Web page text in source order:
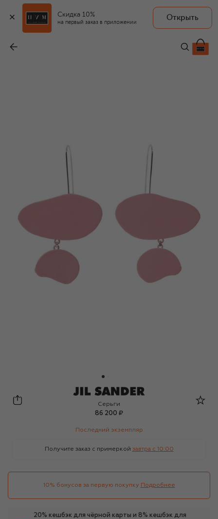
Скидка 10%
на первый заказ в приложении
Открыть
Jil Sander
Серьги
86 200 ₽
Последний экземпляр
Получите заказ с примеркой завтра c 10:00
10% бонусов за первую покупку Подробнее
20% кешбэк для чёрной карты и 8% кешбэк для